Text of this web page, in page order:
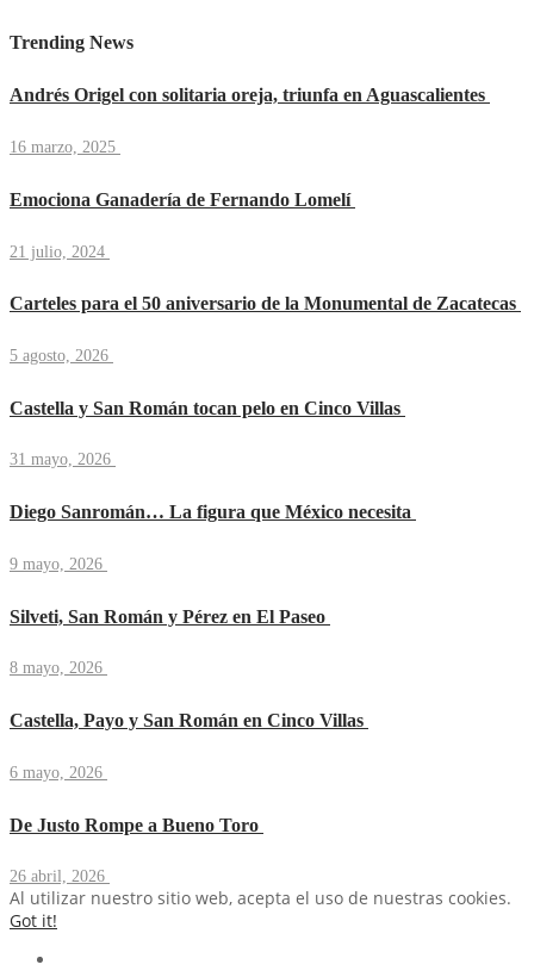
Trending News
Andrés Origel con solitaria oreja, triunfa en Aguascalientes
16 marzo, 2025
Emociona Ganadería de Fernando Lomelí
21 julio, 2024
Carteles para el 50 aniversario de la Monumental de Zacatecas
5 agosto, 2026
Castella y San Román tocan pelo en Cinco Villas
31 mayo, 2026
Diego Sanromán… La figura que México necesita
9 mayo, 2026
Silveti, San Román y Pérez en El Paseo
8 mayo, 2026
Castella, Payo y San Román en Cinco Villas
6 mayo, 2026
De Justo Rompe a Bueno Toro
26 abril, 2026
Al utilizar nuestro sitio web, acepta el uso de nuestras cookies.
Got it!